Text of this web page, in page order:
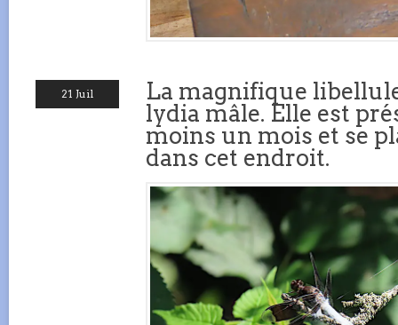
21 Juil
La magnifique
lydia mâle. Elle est
moins un mois et se
dans cet endroit.